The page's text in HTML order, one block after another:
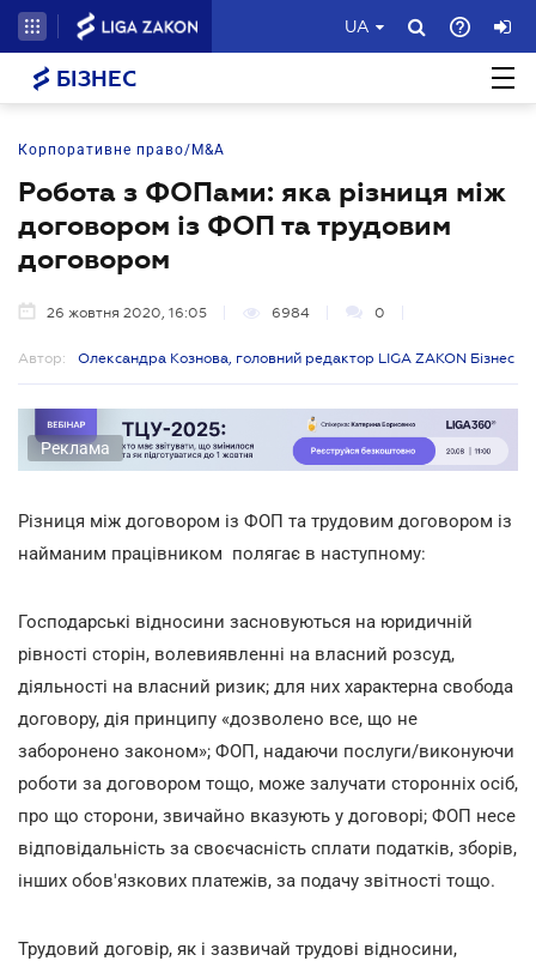
UA
БІЗНЕС
Корпоративне право/M&A
Робота з ФОПами: яка різниця між
договором із ФОП та трудовим
договором
26 жовтня 2020, 16:05 6984 0
Автор: Олександра Кознова, головний редактор LIGA ZAKON Бізнес
Реклама
Різниця між договором із ФОП та трудовим договором із
найманим працівником полягає в наступному:
Господарські відносини засновуються на юридичній
рівності сторін, волевиявленні на власний розсуд,
діяльності на власний ризик; для них характерна свобода
договору, дія принципу «дозволено все, що не
заборонено законом»; ФОП, надаючи послуги/виконуючи
роботи за договором тощо, може залучати сторонніх осіб,
про що сторони, звичайно вказують у договорі; ФОП несе
відповідальність за своєчасність сплати податків, зборів,
інших обов'язкових платежів, за подачу звітності тощо.
Трудовий договір, як і зазвичай трудові відносини,